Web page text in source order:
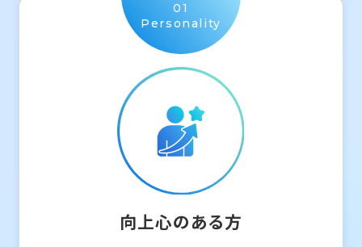
01
Personality
向上心のある方